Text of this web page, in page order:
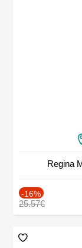
Regina
-16%
25.57€